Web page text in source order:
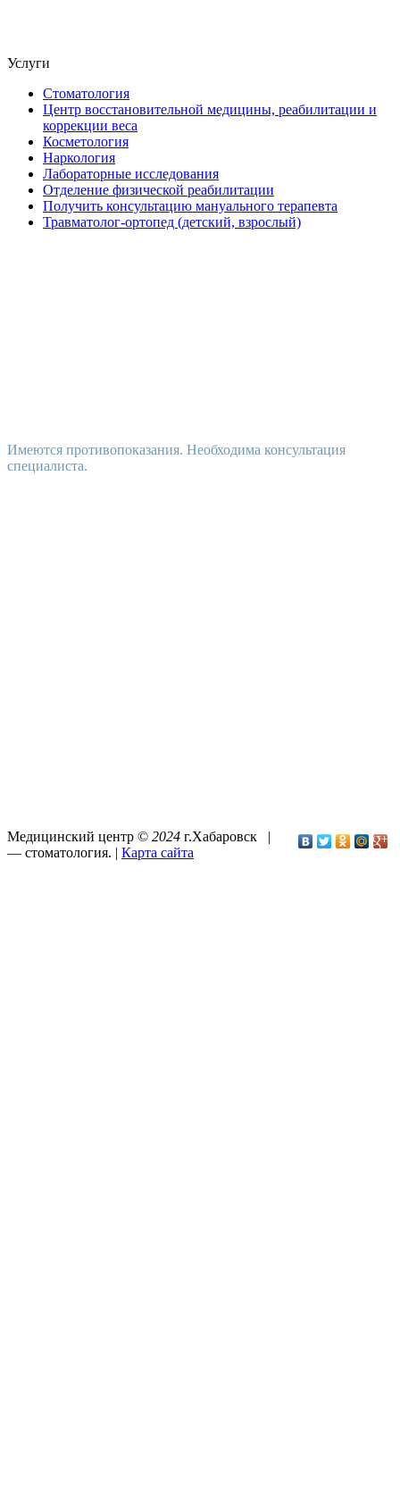
Услуги
Стоматология
Центр восстановительной медицины, реабилитации и
коррекции веса
Косметология
Наркология
Лабораторные исследования
Отделение физической реабилитации
Получить консультацию мануального терапевта
Травматолог-ортопед (детский, взрослый)
Имеются противопоказания. Необходима консультация
специалиста.
Медицинский центр © 2024 г.Хабаровск |
— стоматология. | Карта сайта